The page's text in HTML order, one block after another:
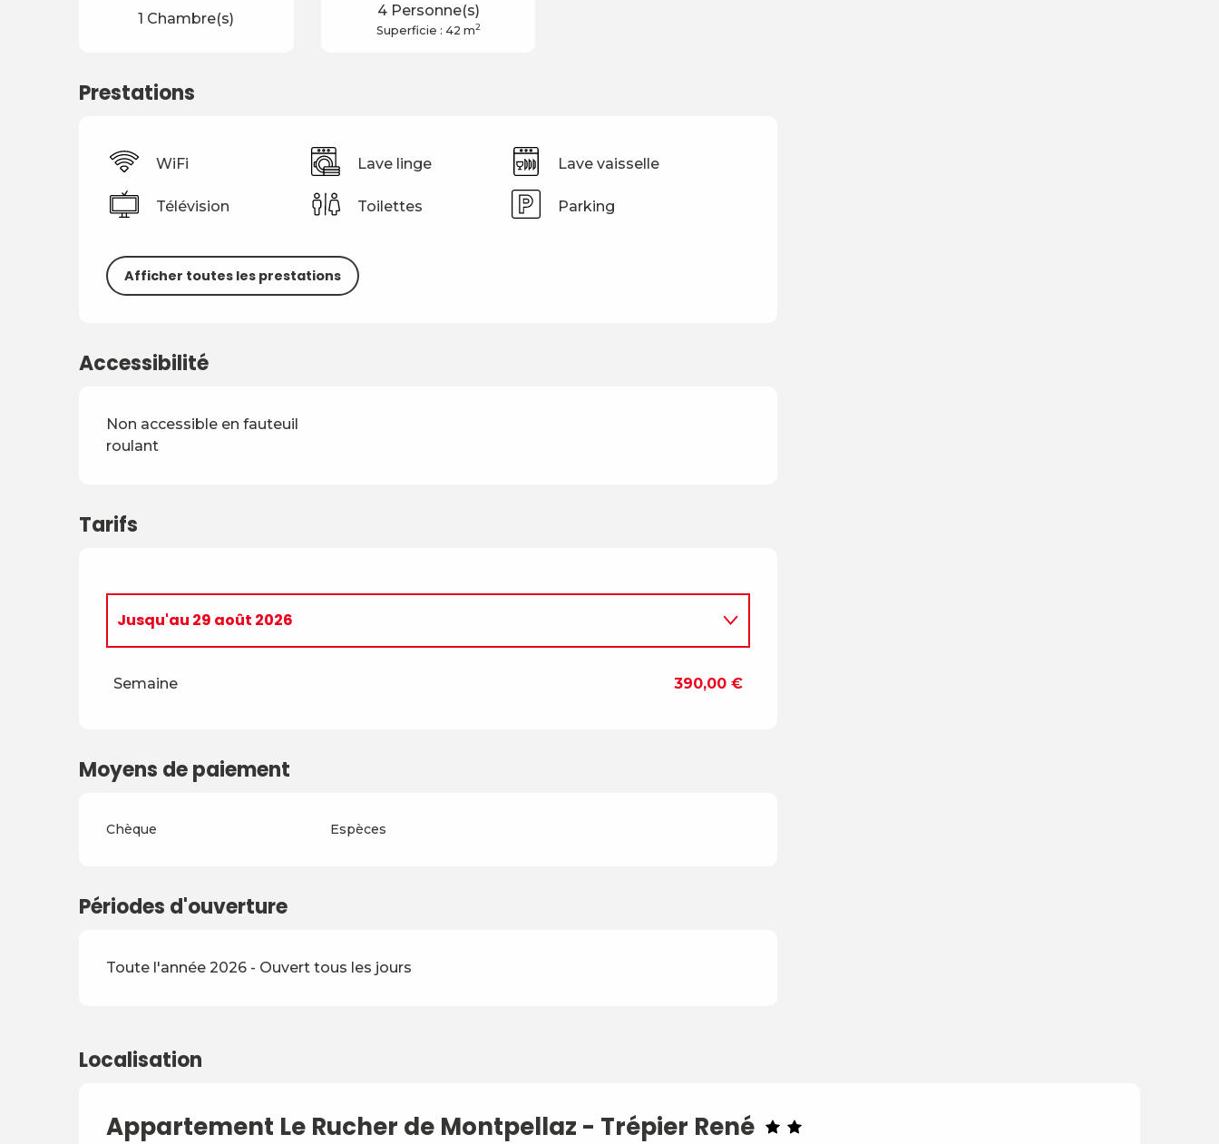
1 Chambre(s) 4 Personne(s)
Superficie : 42 m2
Prestations
WiFi Lave linge Lave vaisselle
Télévision Toilettes Parking
Afficher toutes les prestations
Accessibilité
Non accessible en fauteuil
roulant
Tarifs
Du 5 avril 2026
Jusqu'au 29 août 2026
Du19 décembre 2026au
Du4 avril 2027 2 juillet 2027
Semaine 390,00 €
Moyens de paiement
Chèque Espèces
Périodes d'ouverture
Toute l'année 2026 - Ouvert tous les jours
Localisation
Appartement Le Rucher de Montpellaz - Trépier René